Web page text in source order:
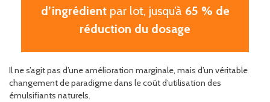
d’ingrédientpar lot, jusqu’à 65 % de
réduction du dosage
Il ne s’agit pas d’une amélioration marginale, mais d’un véritable
changement de paradigme dans le coût d’utilisation des
émulsifiants naturels.